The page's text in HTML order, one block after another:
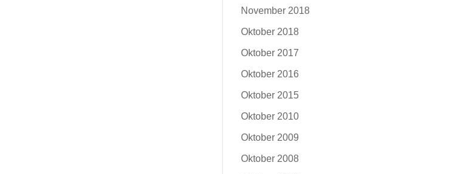
November 2018
Oktober 2018
Oktober 2017
Oktober 2016
Oktober 2015
Oktober 2010
Oktober 2009
Oktober 2008